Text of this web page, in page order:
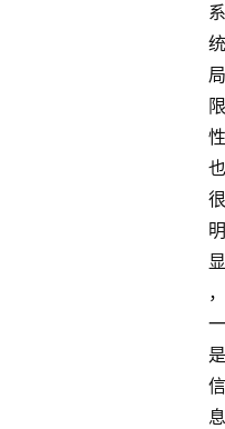
系
统
局
限
性
也
很
明
显
，
一
是
信
息